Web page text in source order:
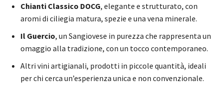
Chianti Classico DOCG, elegante e strutturato, con
aromi di ciliegia matura, spezie e una vena minerale.
Il Guercio, un Sangiovese in purezza che rappresenta un
omaggio alla tradizione, con un tocco contemporaneo.
Altri vini artigianali, prodotti in piccole quantità, ideali
per chi cerca un’esperienza unica e non convenzionale.